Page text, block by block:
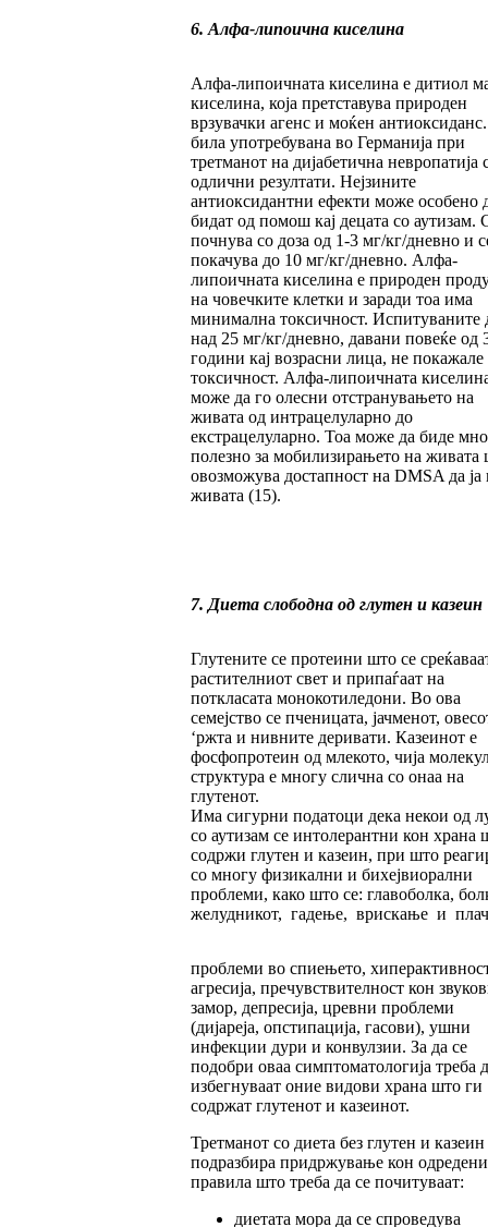
6. Алфа-липоична киселина
Алфа-липоичната киселина е дитиол
киселина, која претставува природен
врзувачки агенс и моќен
била употребувана во Германија при
третманот на дијабетична невропатија
одлични резултати. Нејзините
антиоксидантни ефекти може особено
бидат од помош кај децата со аутизам.
почнува со доза од 1-3 мг/кг/дневно и
покачува до 10 мг/кг/дневно. Алфа-
липоичната киселина е природен
на човечките клетки и заради тоа има
минимална токсичност. Испитуваните
над 25 мг/кг/дневно, давани повеќе од
години кај возрасни лица, не покажале
токсичност. Алфа-липоичната
може да го олесни отстранувањето на
живата од интрацелуларно до
екстрацелуларно. Тоа може да биде
полезно за мобилизирањето на живата
овозможува достапност на DMSA да ја
живата (15).
7. Диета слободна од глутен и казеин
Глутените се протеини што се
растителниот свет и припаѓаат на
поткласата монокотиледони. Во ова
семејство се пченицата, јачменот,
‘ржта и нивните деривати. Казеинот е
фосфопротеин од млекото, чија
структура е многу слична со онаа на
глутенот.
Има сигурни податоци дека некои од
со аутизам се интолерантни кон храна
содржи глутен и казеин, при што
со многу физикални и бихејвиорални
проблеми, како што се: главоболка,
желудникот, гадење, врискање и
проблеми во спиењето,
агресија, пречувствителност кон
замор, депресија, цревни проблеми
(дијареја, опстипација, гасови), ушни
инфекции дури и конвулзии. За да се
подобри оваа симптоматологија треба
избегнуваат оние видови храна што ги
содржат глутенот и казеинот.
Третманот со диета без глутен и казеин
подразбира придржување кон одредени
правила што треба да се почитуваат:
диетата мора да се спроведува